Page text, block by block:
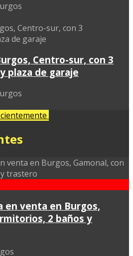
Centro-sur, con 3
plaza de garaje
en venta en Burgos,
2 baños y